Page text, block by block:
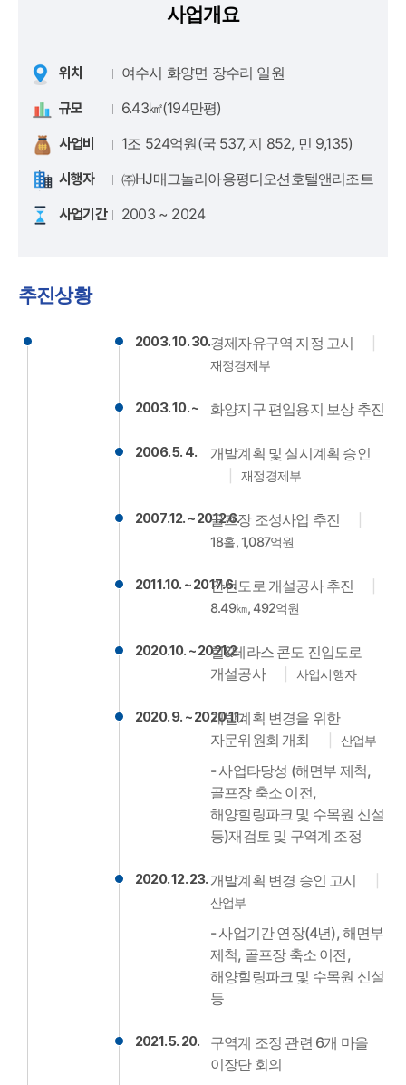
사업개요
위치 여수시 화양면 장수리 일원
규모 6.43㎢(194만평)
사업비 1조 524억원(국 537, 지 852, 민 9,135)
시행자 ㈜HJ매그놀리아용평디오션호텔앤리조트
사업기간 2003 ~ 2024
추진상황
2003. 10. 30.경제자유구역 지정 고시
재정경제부
2003. 10. ~ 화양지구 편입용지 보상 추진
2006. 5. 4. 개발계획 및 실시계획 승인
재정경제부
2007.12. ~ 2012.6.골프장 조성사업 추진
18홀, 1,087억원
2011.10. ~ 2017.6.간선도로 개설공사 추진
8.49㎞, 492억원
2020.10. ~ 2021.2.힐&테라스 콘도 진입도로
개설공사
사업시행자
2020. 9. ~ 2020.11.개발계획 변경을 위한
자문위원회 개최
산업부
- 사업타당성 (해면부 제척,
골프장 축소 이전,
해양힐링파크 및 수목원 신설
등)재검토 및 구역계 조정
2020. 12. 23. 개발계획 변경 승인 고시
산업부
- 사업기간 연장(4년), 해면부
제척, 골프장 축소 이전,
해양힐링파크 및 수목원 신설
등
2021. 5. 20.
구역계 조정 관련 6개 마을
이장단 회의